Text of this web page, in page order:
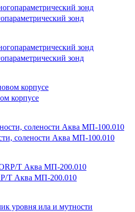
зонд
зонд
корпусе
солености Аква МП-100.010
T Аква МП-200.010